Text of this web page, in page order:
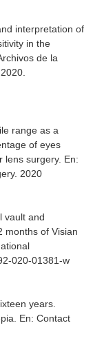
interpretation of
in the
de la
. 2020.
range as a
of eyes
lens surgery. En:
. 2020
vault and
months of Visian
020-01381-w
years.
En: Contact